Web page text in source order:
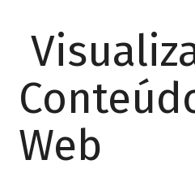
Web